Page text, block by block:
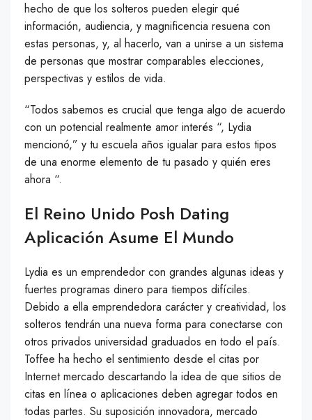
hecho de que los solteros pueden elegir qué
información, audiencia, y magnificencia resuena con
estas personas, y, al hacerlo, van a unirse a un sistema
de personas que mostrar comparables elecciones,
perspectivas y estilos de vida.
“Todos sabemos es crucial que tenga algo de acuerdo
con un potencial realmente amor interés “, Lydia
mencionó,” y tu escuela años igualar para estos tipos
de una enorme elemento de tu pasado y quién eres
ahora “.
El Reino Unido Posh Dating
Aplicación Asume El Mundo
Lydia es un emprendedor con grandes algunas ideas y
fuertes programas dinero para tiempos difíciles.
Debido a ella emprendedora carácter y creatividad, los
solteros tendrán una nueva forma para conectarse con
otros privados universidad graduados en todo el país.
Toffee ha hecho el sentimiento desde el citas por
Internet mercado descartando la idea de que sitios de
citas en línea o aplicaciones deben agregar todos en
todas partes. Su suposición innovadora, mercado